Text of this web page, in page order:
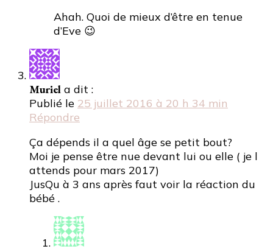
Ahah. Quoi de mieux d’être en tenue
d’Eve 😉
Muriel a dit :
Publié le 25 juillet 2016 à 20 h 34 min
Répondre
Ça dépends il a quel âge se petit bout?
Moi je pense être nue devant lui ou elle ( je l
attends pour mars 2017)
JusQu à 3 ans après faut voir la réaction du
bébé .